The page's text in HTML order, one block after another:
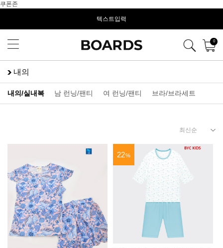
쿠폰존
텍스트입력
0
내의
내의/실내복 남 런닝/팬티 여 런닝/팬티 브라/브라세트
22%